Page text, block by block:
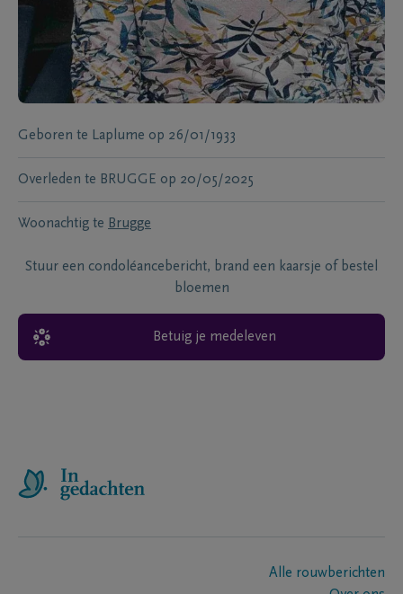
Geboren te Laplume op 26/01/1933
Overleden te BRUGGE op 20/05/2025
Woonachtig te Brugge
Stuur een condoléancebericht, brand een kaarsje of bestel
bloemen
Betuig je medeleven
Alle rouwberichten